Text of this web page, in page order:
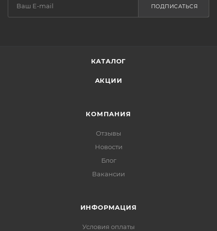
ПОДПИСАТЬСЯ
КАТАЛОГ
АКЦИИ
КОМПАНИЯ
Отзывы
Новости
Блог
Вакансии
ИНФОРМАЦИЯ
Условия оплаты